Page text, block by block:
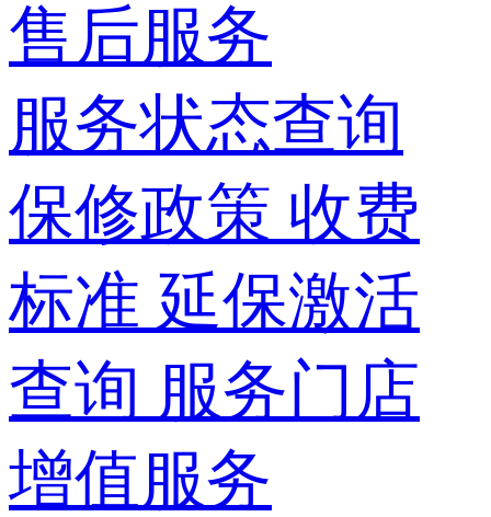
售后服务
服务状态查询
保修政策 收费
标准 延保激活
查询 服务门店
增值服务